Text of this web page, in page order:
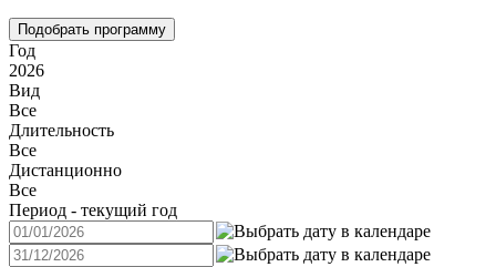
Подобрать программу
Год
2026
Вид
Все
Длительность
Все
Дистанционно
Все
Период - текущий год